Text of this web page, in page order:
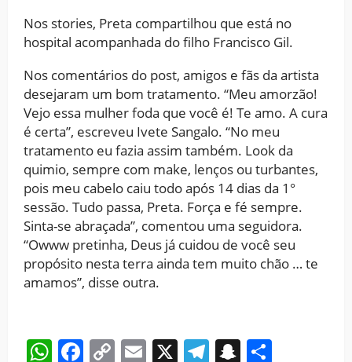
Nos stories, Preta compartilhou que está no
hospital acompanhada do filho Francisco Gil.
Nos comentários do post, amigos e fãs da artista
desejaram um bom tratamento. “Meu amorzão!
Vejo essa mulher foda que você é! Te amo. A cura
é certa”, escreveu Ivete Sangalo. “No meu
tratamento eu fazia assim também. Look da
quimio, sempre com make, lenços ou turbantes,
pois meu cabelo caiu todo após 14 dias da 1°
sessão. Tudo passa, Preta. Força e fé sempre.
Sinta-se abraçada”, comentou uma seguidora.
“Owww pretinha, Deus já cuidou de você seu
propósito nesta terra ainda tem muito chão … te
amamos”, disse outra.
WhatsApp
Facebook
CopyEmail
X Telegram
Snapchat